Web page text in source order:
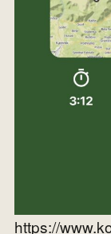
https://